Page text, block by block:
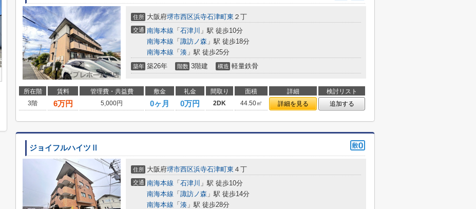
住所 大阪府堺市西区浜寺石津町東 ２丁
交通 南海本線 「 石津川 」駅 徒歩10分
南海本線 「 諏訪ノ森 」駅 徒歩18分
南海本線 「 湊 」駅 徒歩25分
築年 築26年 階数 3階建 構造 軽量鉄骨
所在階 賃料 管理費・共益費 敷金 礼金 間取り 面積 詳細
検討リスト
3階
6万円 5,000円 0ヶ月 0万円 2DK 44.50㎡ 詳細を見る 追加する
ジョイフルハイツⅡ
住所 大阪府堺市西区浜寺石津町東 ４丁
交通 南海本線 「 石津川 」駅 徒歩10分
南海本線 「 諏訪ノ森 」駅 徒歩14分
南海本線 「 湊 」駅 徒歩28分